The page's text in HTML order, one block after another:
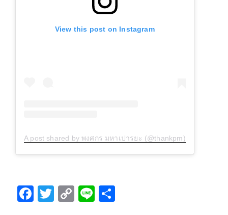
View this post on Instagram
A post shared by พงศกร มหาเปารยะ (@thankpm)
F T C Li